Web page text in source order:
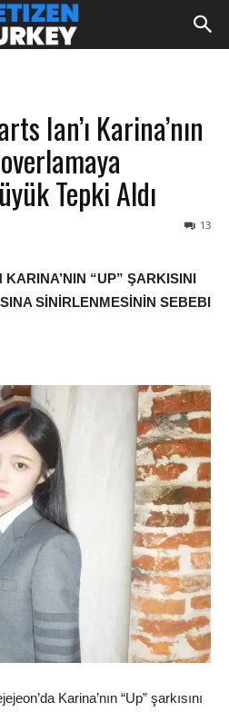
Ian’ı Karina’nın
Tepki Aldı
13
KARINA’NIN “UP” ŞARKISINI
SİNİRLENMESİNİN SEBEBI
Karina’nın “Up” şarkısını